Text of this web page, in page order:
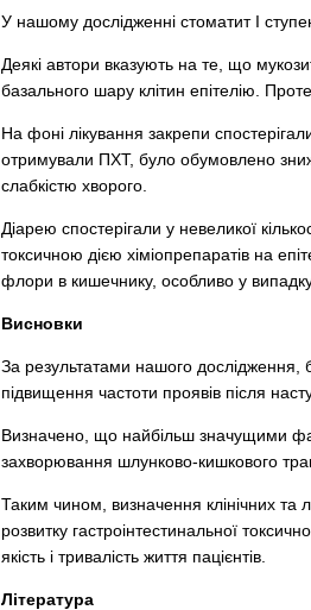
У нашому дослідженні стоматит І
Деякі автори вказують на те, що
базального шару клітин епітелію.
На фоні лікування закрепи
отримували ПХТ, було обумовлено
слабкістю хворого.
Діарею спостерігали у невеликої
токсичною дією хіміопрепаратів на
флори в кишечнику, особливо у
Висновки
За результатами нашого дослідження,
підвищення частоти проявів після
Визначено, що найбільш значущими
захворювання шлунково-кишкового
Таким чином, визначення клінічних та
розвитку гастроінтестинальної
якість і тривалість життя пацієнтів.
Література